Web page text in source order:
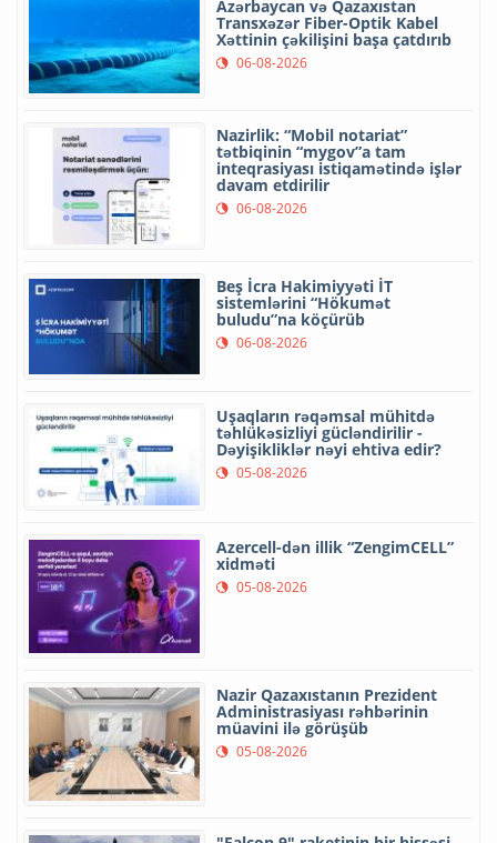
Azərbaycan və Qazaxıstan
Transxəzər Fiber-Optik Kabel
Xəttinin çəkilişini başa çatdırıb
06-08-2026
Nazirlik: “Mobil notariat”
tətbiqinin “mygov”a tam
inteqrasiyası istiqamətində işlər
davam etdirilir
06-08-2026
Beş İcra Hakimiyyəti İT
sistemlərini “Hökumət
buludu”na köçürüb
06-08-2026
Uşaqların rəqəmsal mühitdə
təhlükəsizliyi gücləndirilir -
Dəyişikliklər nəyi ehtiva edir?
05-08-2026
Azercell-dən illik “ZengimCELL”
xidməti
05-08-2026
Nazir Qazaxıstanın Prezident
Administrasiyası rəhbərinin
müavini ilə görüşüb
05-08-2026